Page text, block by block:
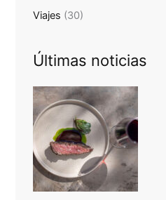
Viajes (30)
Últimas noticias